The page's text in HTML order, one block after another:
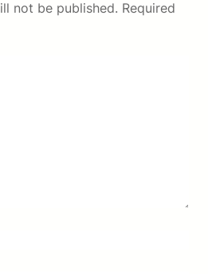
not be published. Required